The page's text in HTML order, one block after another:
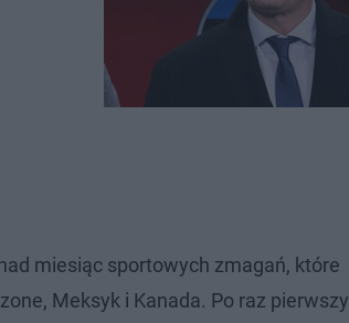
miesiąc sportowych zmagań, które
Meksyk i Kanada. Po raz pierwszy